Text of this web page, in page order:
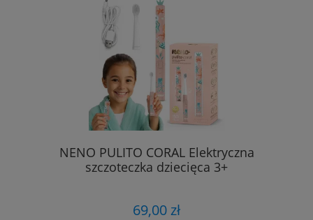
NENO PULITO CORAL Elektryczna
szczoteczka dziecięca 3+
69,00 zł